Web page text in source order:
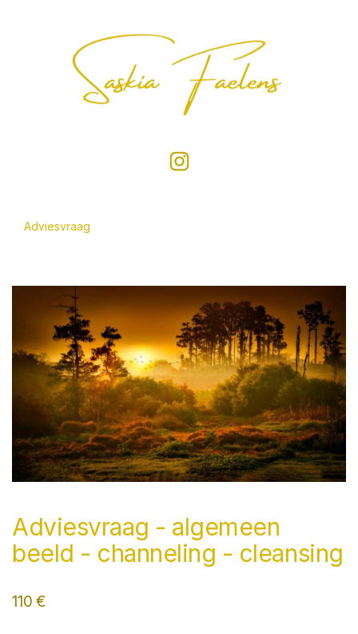
Adviesvraag
Adviesvraag - algemeen
beeld - channeling - cleansing
110 €